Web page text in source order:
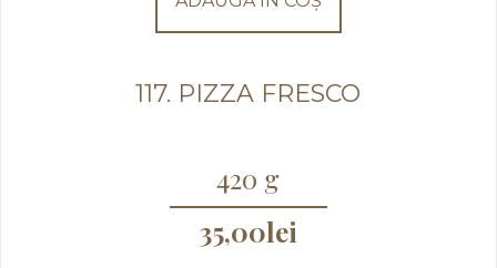
117. PIZZA FRESCO
420 g
35,00lei